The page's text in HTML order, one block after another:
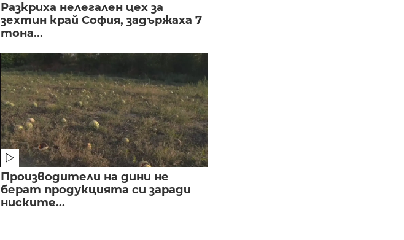
Разкриха нелегален цех за
зехтин край София, задържаха 7
тона...
Производители на дини не
берат продукцията си заради
ниските...